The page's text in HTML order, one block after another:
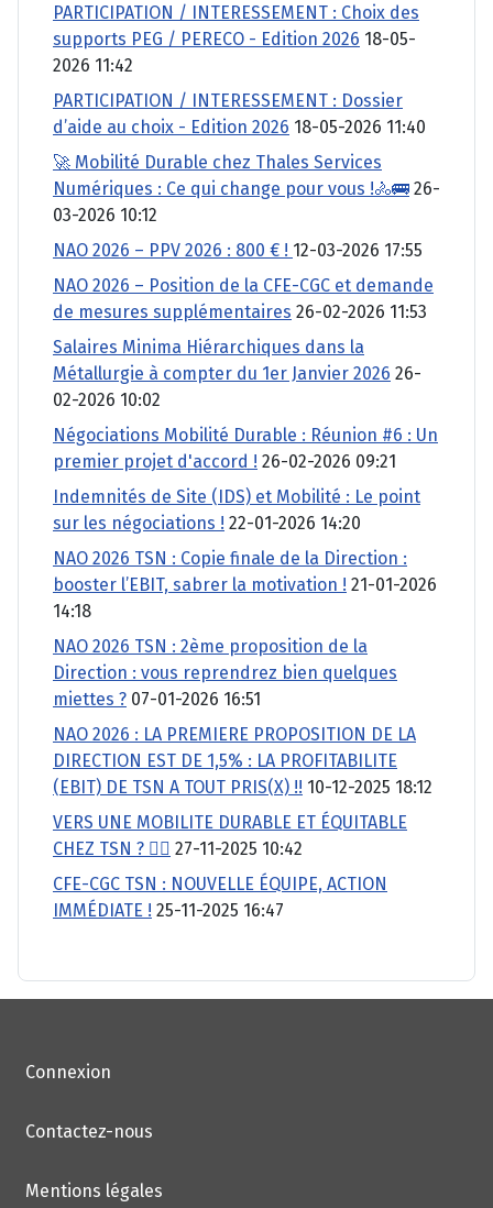
PARTICIPATION / INTERESSEMENT : Choix des
supports PEG / PERECO - Edition 2026 18-05-
2026 11:42
PARTICIPATION / INTERESSEMENT : Dossier
d’aide au choix - Edition 2026 18-05-2026 11:40
🚀 Mobilité Durable chez Thales Services
Numériques : Ce qui change pour vous !🚴🚌 26-
03-2026 10:12
NAO 2026 – PPV 2026 : 800 € ! 12-03-2026 17:55
NAO 2026 – Position de la CFE-CGC et demande
de mesures supplémentaires 26-02-2026 11:53
Salaires Minima Hiérarchiques dans la
Métallurgie à compter du 1er Janvier 2026 26-
02-2026 10:02
Négociations Mobilité Durable : Réunion #6 : Un
premier projet d'accord ! 26-02-2026 09:21
Indemnités de Site (IDS) et Mobilité : Le point
sur les négociations ! 22-01-2026 14:20
NAO 2026 TSN : Copie finale de la Direction :
booster l’EBIT, sabrer la motivation ! 21-01-2026
14:18
NAO 2026 TSN : 2ème proposition de la
Direction : vous reprendrez bien quelques
miettes ? 07-01-2026 16:51
NAO 2026 : LA PREMIERE PROPOSITION DE LA
DIRECTION EST DE 1,5% : LA PROFITABILITE
(EBIT) DE TSN A TOUT PRIS(X) !! 10-12-2025 18:12
VERS UNE MOBILITE DURABLE ET ÉQUITABLE
CHEZ TSN ? 🚴‍♂️ 27-11-2025 10:42
CFE-CGC TSN : NOUVELLE ÉQUIPE, ACTION
IMMÉDIATE ! 25-11-2025 16:47
Connexion
Contactez-nous
Mentions légales